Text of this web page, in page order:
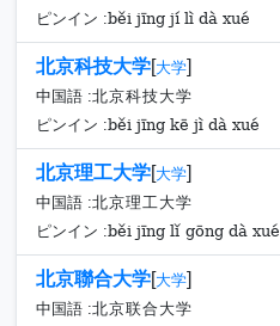
ピンイン :běi jīng jí lì dà xué
北京科技大学[大学]
中国語 :北京科技大学
ピンイン :běi jīng kē jì dà xué
北京理工大学[大学]
中国語 :北京理工大学
ピンイン :běi jīng lǐ gōng dà xué
北京聯合大学[大学]
中国語 :北京联合大学